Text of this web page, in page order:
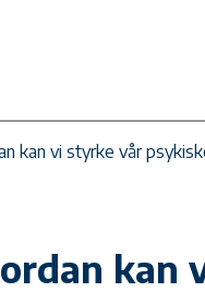
kan vi styrke vår
kan